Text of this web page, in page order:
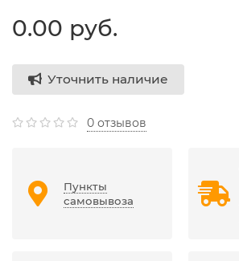
0.00 руб.
Уточнить наличие
0 отзывов
Пункты
самовывоза